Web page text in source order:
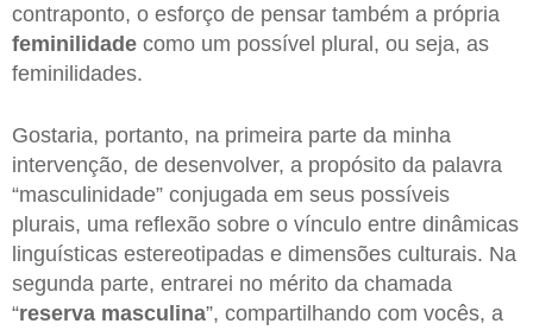
contraponto, o esforço de pensar também a própria
feminilidade como um possível plural, ou seja, as
feminilidades.
Gostaria, portanto, na primeira parte da minha
intervenção, de desenvolver, a propósito da palavra
“masculinidade” conjugada em seus possíveis
plurais, uma reflexão sobre o vínculo entre dinâmicas
linguísticas estereotipadas e dimensões culturais. Na
segunda parte, entrarei no mérito da chamada
“reserva masculina”, compartilhando com vocês, a